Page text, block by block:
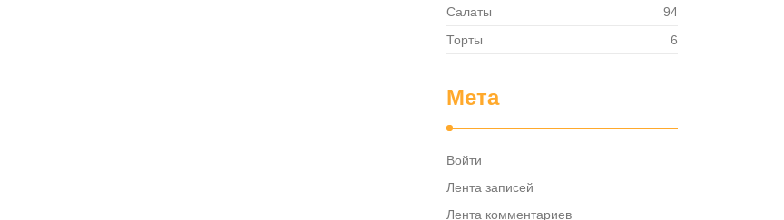
Салаты
94
Торты
6
Мета
Войти
Лента записей
Лента комментариев